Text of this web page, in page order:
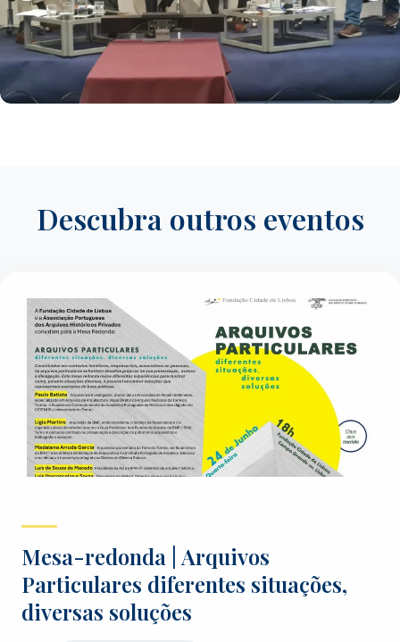
Descubra outros eventos
Mesa-redonda | Arquivos
Particulares diferentes situações,
diversas soluções